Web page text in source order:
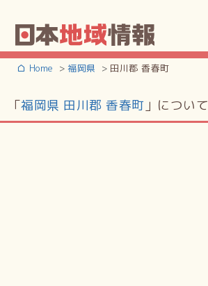
Home 福岡県 田川郡 香春町
「福岡県 田川郡 香春町 」について